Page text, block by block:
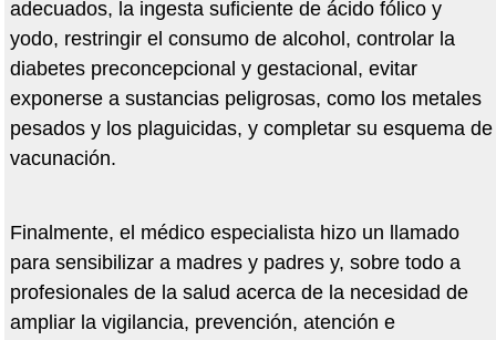
adecuados, la ingesta suficiente de ácido fólico y
yodo, restringir el consumo de alcohol, controlar la
diabetes preconcepcional y gestacional, evitar
exponerse a sustancias peligrosas, como los metales
pesados y los plaguicidas, y completar su esquema de
vacunación.
Finalmente, el médico especialista hizo un llamado
para sensibilizar a madres y padres y, sobre todo a
profesionales de la salud acerca de la necesidad de
ampliar la vigilancia, prevención, atención e